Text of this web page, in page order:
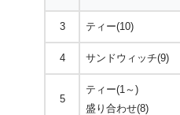
3 ティー(10)
4 サンドウィッチ(9)
5
ティー(1～)
盛り合わせ(8)